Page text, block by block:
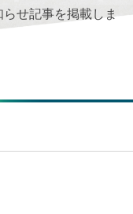
らせ記事を掲載しま